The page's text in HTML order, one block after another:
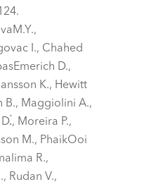
I., Chahed
D.,
K., Hewitt
B., Maggiolini A.,
Moreira P.,
M., PhaikOoi
R.,
Rudan V.,